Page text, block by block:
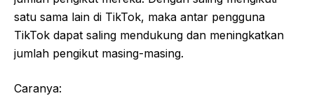
satu sama lain di TikTok, maka antar pengguna
TikTok dapat saling mendukung dan meningkatkan
jumlah pengikut masing-masing.
Caranya: